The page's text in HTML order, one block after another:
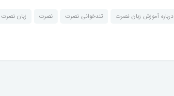
درباره آموزش زبان نصرت تندخوانی نصرت نصرت
زبان نصرت